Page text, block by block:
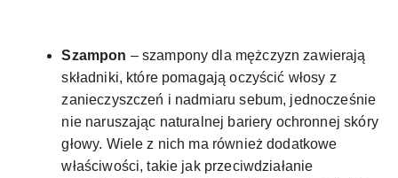
Szampon – szampony dla mężczyzn zawierają
składniki, które pomagają oczyścić włosy z
zanieczyszczeń i nadmiaru sebum, jednocześnie
nie naruszając naturalnej bariery ochronnej skóry
głowy. Wiele z nich ma również dodatkowe
właściwości, takie jak przeciwdziałanie